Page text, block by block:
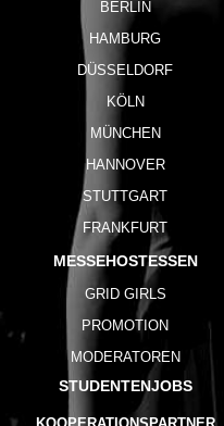
BERLIN
HAMBURG
DÜSSELDORF
KÖLN
MÜNCHEN
HANNOVER
STUTTGART
FRANKFURT
MESSEHOSTESSEN
GRID GIRLS
PROMOTION
MODERATOREN
STUDENTENJOBS